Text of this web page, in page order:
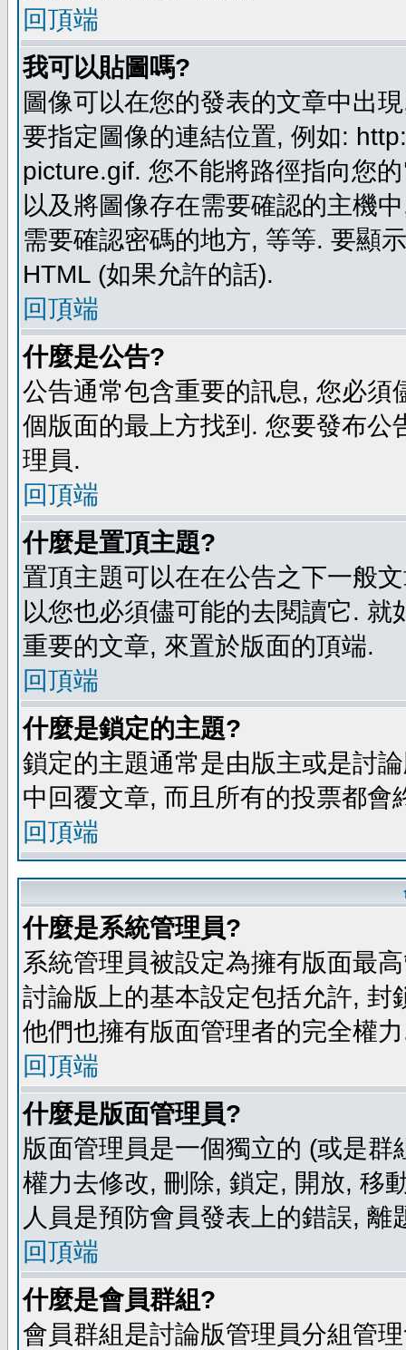
回頂端
我可以貼圖嗎?
圖像可以在您的發表的文章中出
要指定圖像的連結位置, 例如:
picture.gif. 您不能將路徑指向您
以及將圖像存在需要確認的主機
需要確認密碼的地方, 等等. 要顯
HTML (如果允許的話).
回頂端
什麼是公告?
公告通常包含重要的訊息, 您必
個版面的最上方找到. 您要發布
理員.
回頂端
什麼是置頂主題?
置頂主題可以在在公告之下一般
以您也必須儘可能的去閱讀它.
重要的文章, 來置於版面的頂端.
回頂端
什麼是鎖定的主題?
鎖定的主題通常是由版主或是討
中回覆文章, 而且所有的投票都
回頂端
什麼是系統管理員?
系統管理員被設定為擁有版面最
討論版上的基本設定包括允許,
他們也擁有版面管理者的完全權
回頂端
什麼是版面管理員?
版面管理員是一個獨立的 (或是
權力去修改, 刪除, 鎖定, 開放, 移
人員是預防會員發表上的錯誤, 離
回頂端
什麼是會員群組?
會員群組是討論版管理員分組管